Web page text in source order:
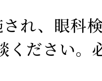
変性症れ、眼科
ください。